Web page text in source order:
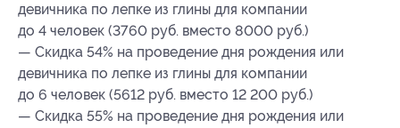
девичника по лепке из глины для компании
до 4 человек (3760 руб. вместо 8000 руб.)
— Скидка 54% на проведение дня рождения или
девичника по лепке из глины для компании
до 6 человек (5612 руб. вместо 12 200 руб.)
— Скидка 55% на проведение дня рождения или